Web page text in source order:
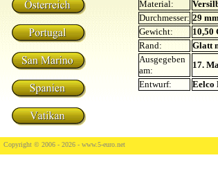
Material:
Durchmesser: 29
Gewicht:
10,50
Rand:
Glatt
Ausgegeben
am:
17.
Entwurf:
Eelco
Copyright © 2006 - 2026 - www.5-euro.net